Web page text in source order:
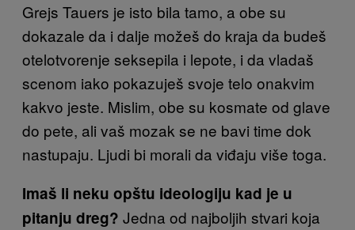
Grejs Tauers je isto bila tamo, a obe su
dokazale da i dalje možeš do kraja da budeš
otelotvorenje seksepila i lepote, i da vladaš
scenom iako pokazuješ svoje telo onakvim
kakvo jeste. Mislim, obe su kosmate od glave
do pete, ali vaš mozak se ne bavi time dok
nastupaju. Ljudi bi morali da viđaju više toga.
Imaš li neku opštu ideologiju kad je u
pitanju dreg? Jedna od najboljih stvari koja